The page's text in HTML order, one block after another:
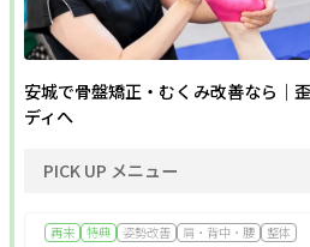
安城で骨盤矯正・むくみ改善なら｜
ディへ
PICK UP メニュー
再来 特典 姿勢改善 肩・背中・腰 整体